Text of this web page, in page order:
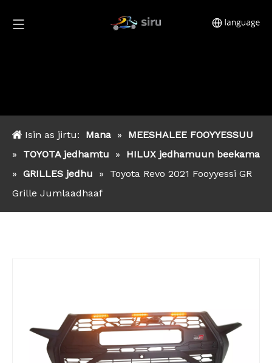
Isin as jirtu: Mana »
MEESHALEE FOOYYESSUU
»
TOYOTA jedhamtu »
HILUX jedhamuun beekama
» GRILLES jedhu »
Toyota Revo 2021 Fooyyessi GR
Grille Jumlaadhaaf